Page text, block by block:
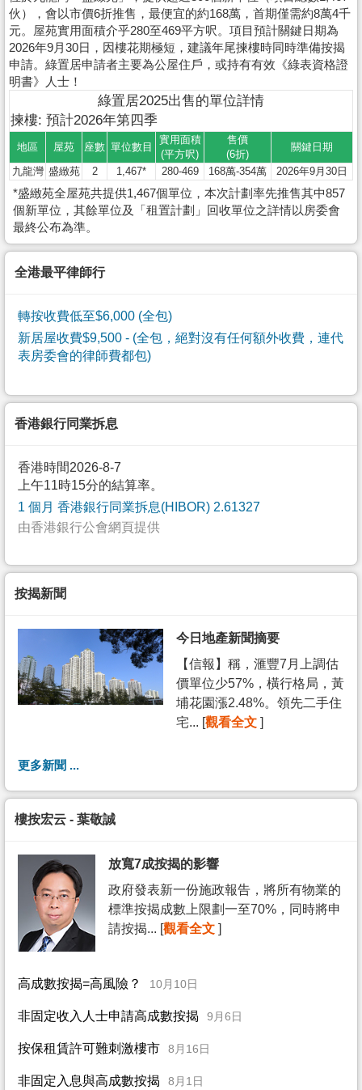
伙），會以市價6折推售，最便宜的約168萬，首期僅需約8萬4千
元。屋苑實用面積介乎280至469平方呎。項目預計關鍵日期為
2026年9月30日，因樓花期極短，建議年尾揀樓時同時準備按揭
申請。綠置居申請者主要為公屋住戶，或持有有效《綠表資格證
明書》人士！
綠置居2025出售的單位詳情
揀樓: 預計2026年第四季
地區 屋苑 座數 單位數目
實用面積
(平方呎)
售價
(6折)
關鍵日期
九龍灣 盛緻苑 2 1,467* 280-469 168萬-354萬 2026年9月30日
*盛緻苑全屋苑共提供1,467個單位，本次計劃率先推售其中857
個新單位，其餘單位及「租置計劃」回收單位之詳情以房委會
最終公布為準。
全港最平律師行
轉按收費低至$6,000 (全包)
新居屋收費$9,500 - (全包，絕對沒有任何額外收費，連代
表房委會的律師費都包)
香港銀行同業拆息
香港時間2026-8-7
上午11時15分的結算率。
1 個月 香港銀行同業拆息(HIBOR) 2.61327
由香港銀行公會網頁提供
按揭新聞
今日地產新聞摘要
【信報】稱，滙豐7月上調估
價單位少57%，橫行格局，黃
埔花園漲2.48%。領先二手住
宅... [觀看全文 ]
更多新聞 ...
樓按宏云 - 葉敬誠
放寬7成按揭的影響
政府發表新一份施政報告，將所有物業的
標準按揭成數上限劃一至70%，同時將申
請按揭... [觀看全文 ]
高成數按揭=高風險？ 10月10日
非固定收入人士申請高成數按揭 9月6日
按保租賃許可難刺激樓市 8月16日
非固定入息與高成數按揭 8月1日